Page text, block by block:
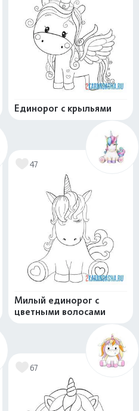
Единорог с крыльями
47
Милый единорог с
цветными волосами
67